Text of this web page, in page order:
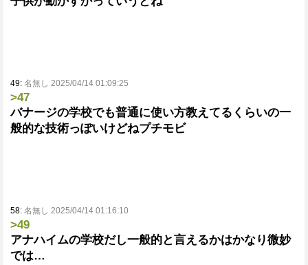
49: 名無し 2025/04/14 01:09:25
>47
バナージの学校でも普通に使い方教えてるくらいの一
般的な技術っぽいけどねプチモビ
58: 名無し 2025/04/14 01:16:10
>49
アナハイムの学校だし一般的と言えるかはかなり微妙
では…